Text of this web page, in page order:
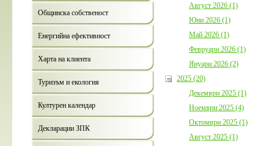
Общинска собственост
Енергийна ефективност
Харта на клиента
Туризъм и екология
Културен календар
Декларации ЗПК
Август 2026 (1)
Юни 2026 (1)
Май 2026 (1)
Февруари 2026 (1)
Януари 2026 (2)
2025 (20)
Декември 2025 (1)
Ноември 2025 (4)
Октомври 2025 (1)
Август 2025 (1)